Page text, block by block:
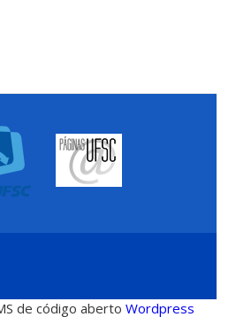
de código abertoWordpress